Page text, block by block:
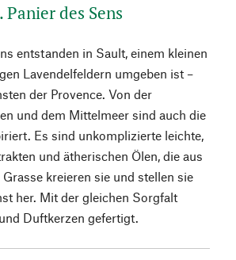
des Sens
entstanden in Sault, einem kleinen
Lavendelfeldern umgeben ist –
der Provence. Von der
und dem Mittelmeer sind auch die
Es sind unkomplizierte leichte,
und ätherischen Ölen, die aus
kreieren sie und stellen sie
her. Mit der gleichen Sorgfalt
Duftkerzen gefertigt.